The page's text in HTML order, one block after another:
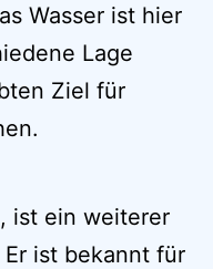
Wasser ist hier
Lage
Ziel für
ist ein weiterer
ist bekannt für